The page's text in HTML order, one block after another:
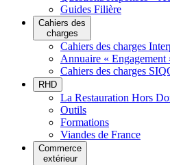
Guides Filière
Cahiers des
charges
Cahiers des charges
Annuaire « Engagement
Cahiers des charges
RHD
La Restauration Hors
Outils
Formations
Viandes de France
Commerce
extérieur